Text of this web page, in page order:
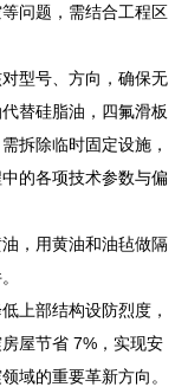
问题，需结合工程区
型号、方向，确保无
替硅脂油，四氟滑板
拆除临时固定设施，
的各项技术参数与偏
，用黄油和油毡做隔
上部结构设防烈度，
屋节省 7%，实现安
域的重要革新方向。